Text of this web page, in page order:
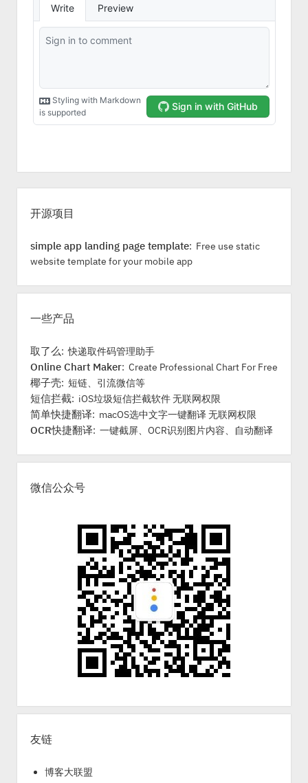
r
开源项目
simple app landing page template: Free use static
website template for your mobile app
一些产品
取了么: 快递取件码管理助手
Online Chart Maker: Create Professional Chart For Free
椰子壳: 短链、引流微信等
短信拦截: iOS垃圾短信拦截软件 无联网权限
简单快捷翻译: macOS选中文字一键翻译 无联网权限
OCR快捷翻译: 一键截屏、OCR识别图片内容、自动翻译
微信公众号
友链
博客大联盟